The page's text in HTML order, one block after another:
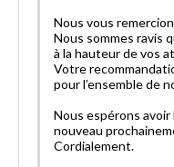
Nous vous
Nous sommes ravis
à la hauteur de vos
Votre
pour l’ensemble de
Nous espérons avoir
nouveau
Cordialement.